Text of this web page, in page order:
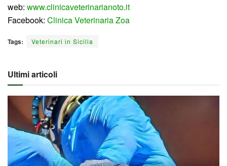
web: www.clinicaveterinarianoto.it
Facebook: Clinica Veterinaria Zoa
Tags: Veterinari in Sicilia
Ultimi articoli